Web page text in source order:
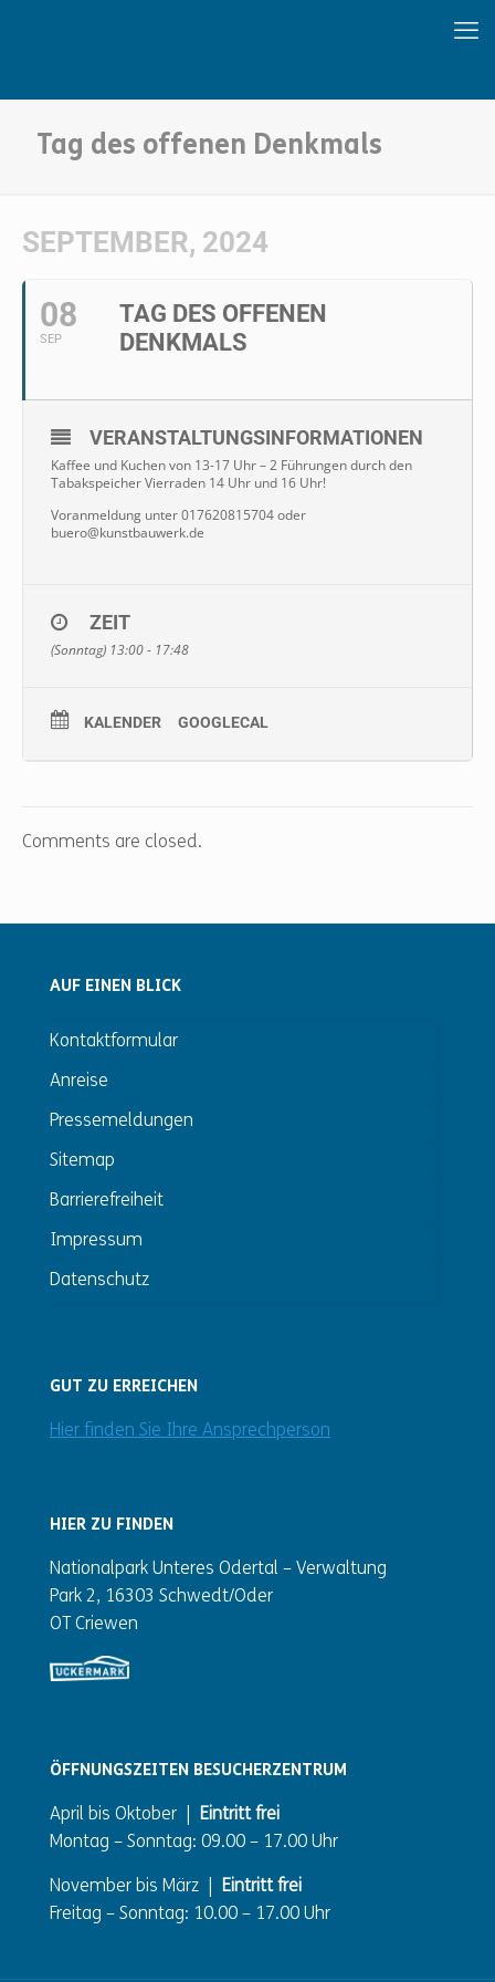
Tag des offenen Denkmals
SEPTEMBER, 2024
08
SEP
TAG DES OFFENEN
DENKMALS
VERANSTALTUNGSINFORMATIONEN
Kaffee und Kuchen von 13-17 Uhr – 2 Führungen durch den
Tabakspeicher Vierraden 14 Uhr und 16 Uhr!
Voranmeldung unter 017620815704 oder
buero@kunstbauwerk.de
ZEIT
(Sonntag) 13:00 - 17:48
KALENDER GOOGLECAL
Comments are closed.
AUF EINEN BLICK
Kontaktformular
Anreise
Pressemeldungen
Sitemap
Barrierefreiheit
Impressum
Datenschutz
GUT ZU ERREICHEN
Hier finden Sie Ihre Ansprechperson
HIER ZU FINDEN
Nationalpark Unteres Odertal – Verwaltung
Park 2, 16303 Schwedt/Oder
OT Criewen
ÖFFNUNGSZEITEN BESUCHERZENTRUM
April bis Oktober |
Eintritt frei
Montag – Sonntag: 09.00 – 17.00 Uhr
November bis März |
Eintritt frei
Freitag – Sonntag: 10.00 – 17.00 Uhr